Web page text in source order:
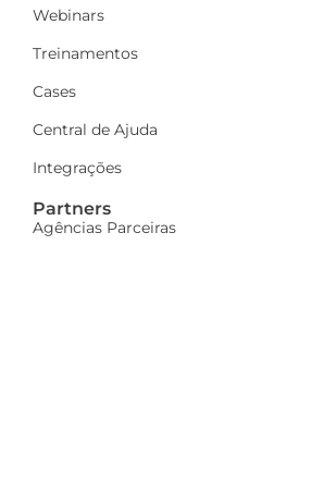
Webinars
Treinamentos
Cases
Central de Ajuda
Integrações
Partners
Agências Parceiras